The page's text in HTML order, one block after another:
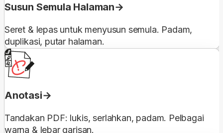
Susun Semula Halaman
Seret & lepas untuk menyusun semula. Padam,
duplikasi, putar halaman.
Anotasi
Tandakan PDF: lukis, serlahkan, padam. Pelbagai
warna & lebar garisan.